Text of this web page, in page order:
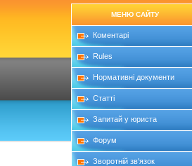
МЕНЮ САЙТУ
Коментарі
Rules
Нормативні документи
Статті
Запитай у юриста
Форум
Зворотній зв'язок